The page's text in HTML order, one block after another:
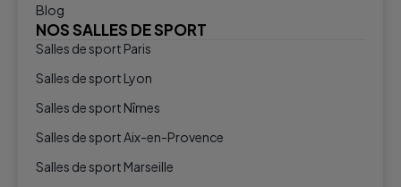
Blog
NOS SALLES DE SPORT
Salles de sport Paris
Salles de sport Lyon
Salles de sport Nîmes
Salles de sport Aix-en-Provence
Salles de sport Marseille